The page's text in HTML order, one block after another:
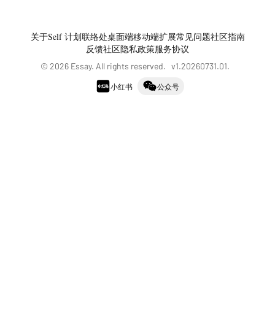
关于Self 计划联络处桌面端移动端扩展常见问题社区指南
反馈社区隐私政策服务协议
© 2026 Essay. All rights reserved. v1.20260731.01.
小红书 公众号